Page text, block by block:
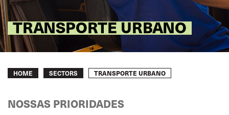
TRANSPORTE URBANO
Breadcrumb
HOME SECTORS TRANSPORTE URBANO
NOSSAS PRIORIDADES